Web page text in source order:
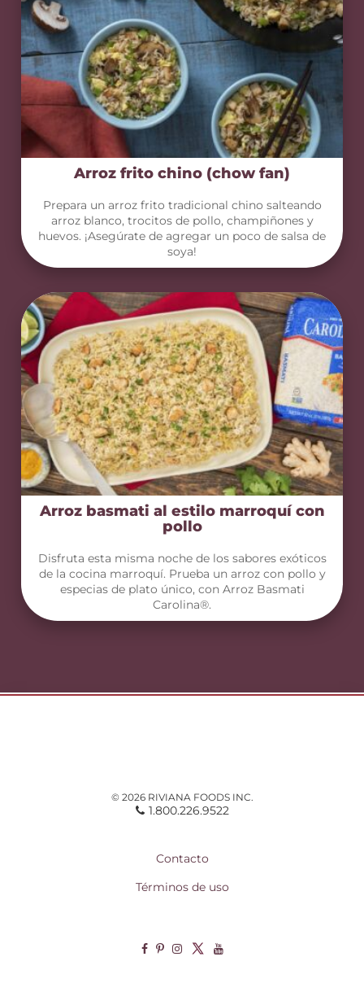
Arroz frito chino (chow fan)
Prepara un arroz frito tradicional chino salteando
arroz blanco, trocitos de pollo, champiñones y
huevos. ¡Asegúrate de agregar un poco de salsa de
soya!
Arroz basmati al estilo marroquí con
pollo
Disfruta esta misma noche de los sabores exóticos
de la cocina marroquí. Prueba un arroz con pollo y
especias de plato único, con Arroz Basmati
Carolina®.
© 2026 RIVIANA FOODS INC.
1.800.226.9522
Contacto
Términos de uso